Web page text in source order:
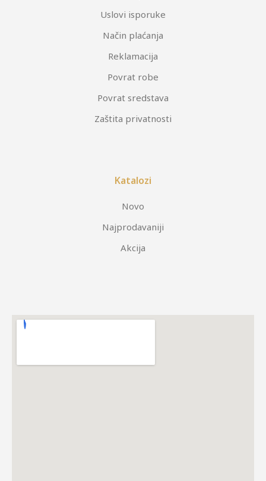
Uslovi isporuke
Način plaćanja
Reklamacija
Povrat robe
Povrat sredstava
Zaštita privatnosti
Katalozi
Novo
Najprodavaniji
Akcija